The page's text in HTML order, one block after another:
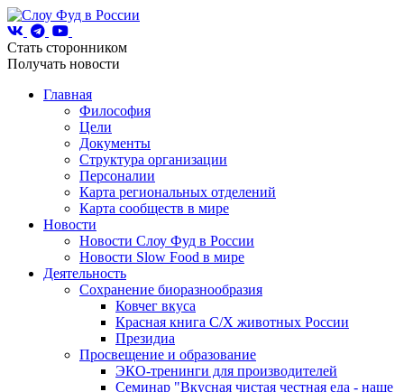
Стать сторонником
Получать новости
Главная
Философия
Цели
Документы
Структура организации
Персоналии
Карта региональных отделений
Карта сообществ в мире
Новости
Новости Слоу Фуд в России
Новости Slow Food в мире
Деятельность
Сохранение биоразнообразия
Ковчег вкуса
Красная книга С/Х животных России
Президиа
Просвещение и образование
ЭКО-тренинги для производителей
Семинар "Вкусная чистая честная еда - наше